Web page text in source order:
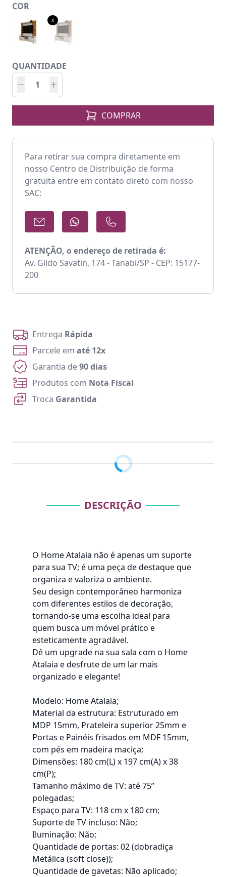
COR
x
QUANTIDADE
COMPRAR
Para retirar sua compra diretamente em
nosso Centro de Distribuição de forma
gratuita entre em contato direto com nosso
SAC:
ATENÇÃO, o endereço de retirada é:
Av. Gildo Savatin, 174 - Tanabi/SP - CEP: 15177-
200
Entrega Rápida
Parcele em até 12x
Garantia de90 dias
Produtos com Nota Fiscal
Troca Garantida
DESCRIÇÃO
O Home Atalaia não é apenas um suporte
para sua TV; é uma peça de destaque que
organiza e valoriza o ambiente.
Seu design contemporâneo harmoniza
com diferentes estilos de decoração,
tornando-se uma escolha ideal para
quem busca um móvel prático e
esteticamente agradável.
Dê um upgrade na sua sala com o Home
Atalaia e desfrute de um lar mais
organizado e elegante!
Modelo: Home Atalaia;
Material da estrutura: Estruturado em
MDP 15mm, Prateleira superior 25mm e
Portas e Painéis frisados em MDF 15mm,
com pés em madeira maciça;
Dimensões: 180 cm(L) x 197 cm(A) x 38
cm(P);
Tamanho máximo de TV: até 75”
polegadas;
Espaço para TV: 118 cm x 180 cm;
Suporte de TV incluso: Não;
Iluminação: Não;
Quantidade de portas: 02 (dobradiça
Metálica (soft close));
Quantidade de gavetas: Não aplicado;